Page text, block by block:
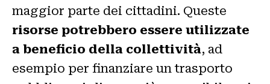
maggior parte dei cittadini. Queste
risorse potrebbero essere utilizzate
a beneficio della collettività, ad
esempio per finanziare un trasporto